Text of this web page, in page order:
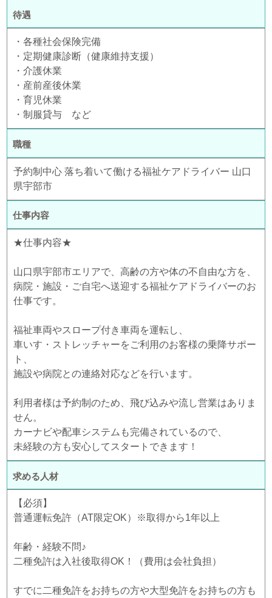
待遇
・各種社会保険完備
・定期健康診断（健康維持支援）
・介護休業
・産前産後休業
・育児休業
・制服貸与 など
職種
予約制中心 落ち着いて働ける福祉ケアドライバー 山口
県宇部市
仕事内容
★仕事内容★
山口県宇部市エリアで、高齢の方や体の不自由な方を、
病院・施設・ご自宅へ送迎する福祉ケアドライバーのお
仕事です。
福祉車両やスロープ付き車両を運転し、
車いす・ストレッチャーをご利用のお客様の乗降サポー
ト、
施設や病院との連絡対応などを行います。
利用者様は予約制のため、飛び込みや流し営業はありま
せん。
カーナビや配車システムも完備されているので、
未経験の方も安心してスタートできます！
求める人材
【必須】
普通運転免許（AT限定OK）※取得から1年以上
年齢・経験不問♪
二種免許は入社後取得OK！（費用は会社負担）
すでに二種免許をお持ちの方や大型免許をお持ちの方も